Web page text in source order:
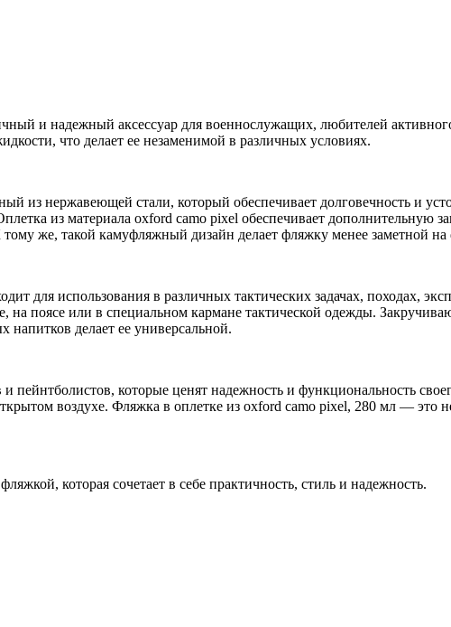
и надежный аксессуар для военнослужащих, любителей
что делает ее незаменимой в различных условиях.
из нержавеющей стали, который обеспечивает долговечность и
из материала oxford camo pixel обеспечивает дополнительную
же, такой камуфляжный дизайн делает фляжку менее заметной
для использования в различных тактических задачах, походах,
на поясе или в специальном кармане тактической одежды.
делает ее универсальной.
пейнтболистов, которые ценят надежность и функциональность
воздухе. Фляжка в оплетке из oxford camo pixel, 280 мл — это
которая сочетает в себе практичность, стиль и надежность.